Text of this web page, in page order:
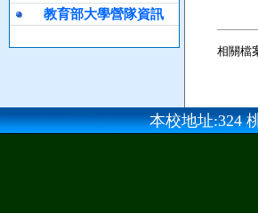
教育部大學營隊資訊
相關檔
本校地址:324